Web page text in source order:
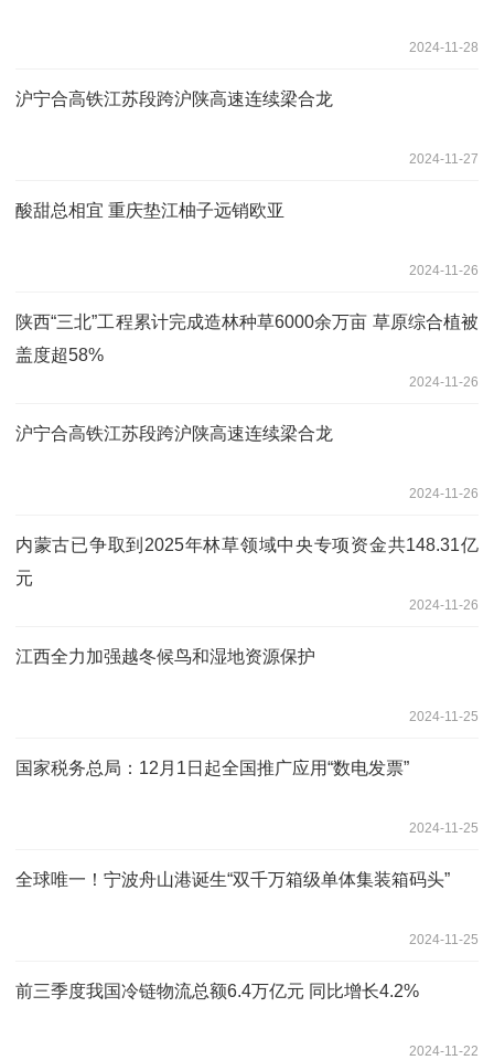
2024-11-28
沪宁合高铁江苏段跨沪陕高速连续梁合龙
2024-11-27
酸甜总相宜 重庆垫江柚子远销欧亚
2024-11-26
陕西“三北”工程累计完成造林种草6000余万亩 草原综合植被
盖度超58%
2024-11-26
沪宁合高铁江苏段跨沪陕高速连续梁合龙
2024-11-26
内蒙古已争取到2025年林草领域中央专项资金共148.31亿
元
2024-11-26
江西全力加强越冬候鸟和湿地资源保护
2024-11-25
国家税务总局：12月1日起全国推广应用“数电发票”
2024-11-25
全球唯一！宁波舟山港诞生“双千万箱级单体集装箱码头”
2024-11-25
前三季度我国冷链物流总额6.4万亿元 同比增长4.2%
2024-11-22